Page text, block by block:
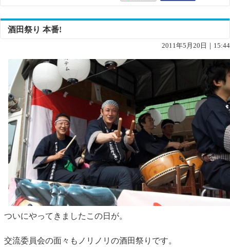
酒田祭り 本番!
2011年5月20日｜15:44
ついにやってきましたこの日が。
交流委員会の面々もノリノリの酒田祭りです。